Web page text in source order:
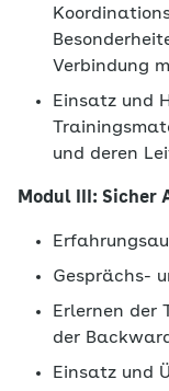
Verbindung
Einsatz und
und deren
Modul III: Sicher
Gesprächs-
Erlernen der
der
Einsatz und